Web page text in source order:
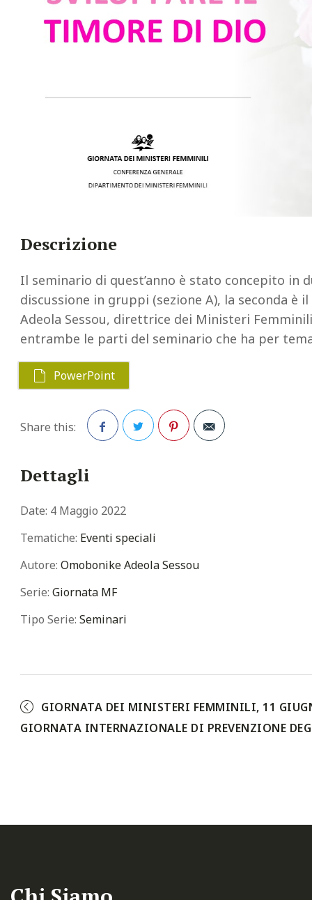
Descrizione
Il seminario di quest’anno è stato concepito in
discussione in gruppi (sezione A), la seconda è
Adeola Sessou, direttrice dei Ministeri
entrambe le parti del seminario che ha per
PowerPoint
Share this:
Dettagli
Date: 4 Maggio 2022
Tematiche: Eventi speciali
Autore: Omobonike Adeola Sessou
Serie: Giornata MF
Tipo Serie: Seminari
GIORNATA DEI MINISTERI FEMMINILI, 11
GIORNATA INTERNAZIONALE DI PREVENZIONE